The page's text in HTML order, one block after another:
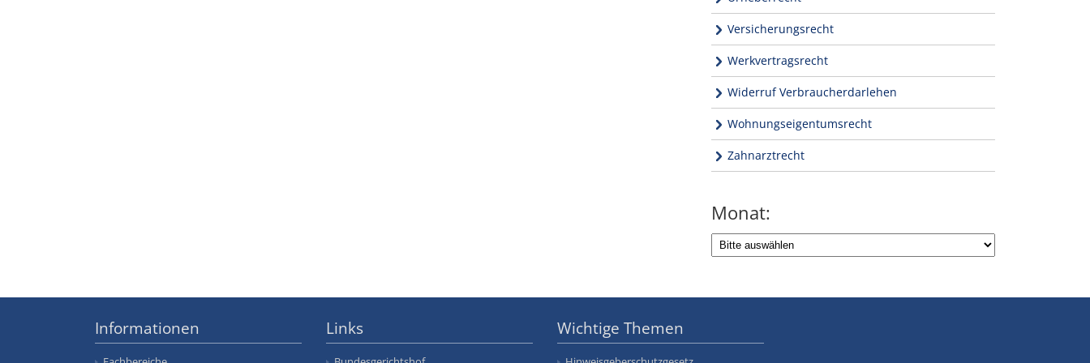
Versicherungsrecht
Werkvertragsrecht
Widerruf Verbraucherdarlehen
Wohnungseigentumsrecht
Zahnarztrecht
Monat:
Informationen Links Wichtige Themen